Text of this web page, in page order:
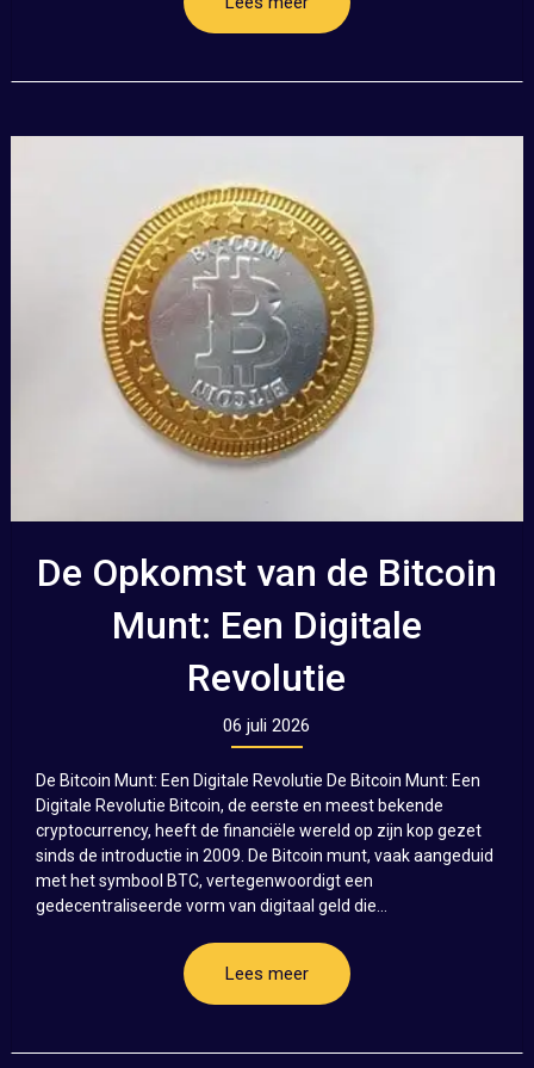
De Opkomst van de Bitcoin
Munt: Een Digitale
Revolutie
06 juli 2026
De Bitcoin Munt: Een Digitale Revolutie De Bitcoin Munt: Een
Digitale Revolutie Bitcoin, de eerste en meest bekende
cryptocurrency, heeft de financiële wereld op zijn kop gezet
sinds de introductie in 2009. De Bitcoin munt, vaak aangeduid
met het symbool BTC, vertegenwoordigt een
gedecentraliseerde vorm van digitaal geld die...
Lees meer